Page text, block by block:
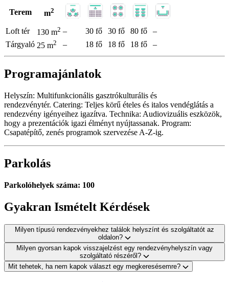
Terem m2
Loft tér 130 m2 – 30 fő 30 fő 80 fő
–
Tárgyaló 25 m2 – 18 fő 18 fő 18 fő –
Programajánlatok
Helyszín: Multifunkcionális gasztrókulturális és
rendezvénytér. Catering: Teljes körű ételes és italos vendéglátás a
rendezvény igényeihez igazítva. Technika: Audiovizuális eszközök,
hogy a prezentációk igazi élményt nyújtassanak. Program:
Csapatépítő, zenés programok szervezése A-Z-ig.
Parkolás
Parkolóhelyek száma: 100
Gyakran Ismételt Kérdések
Milyen típusú rendezvényekhez találok helyszínt és szolgáltatót az
oldalon?
Milyen gyorsan kapok visszajelzést egy rendezvényhelyszín vagy
szolgáltató részéről?
Mit tehetek, ha nem kapok választ egy megkeresésemre?